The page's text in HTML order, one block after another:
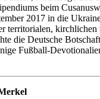
beim
2017 in die
territorialen, kirchlichen
die Deutsche
Fußball-